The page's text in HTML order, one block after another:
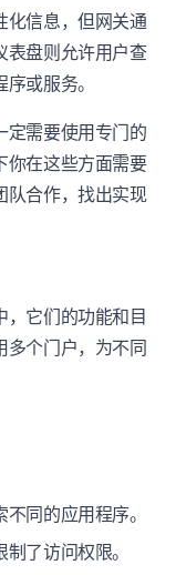
化信息，但网关通
表盘则允许用户查
或服务。
定需要使用专门的
你在这些方面需要
队合作，找出实现
，它们的功能和目
多个门户，为不同
同的应用程序。
了访问权限。